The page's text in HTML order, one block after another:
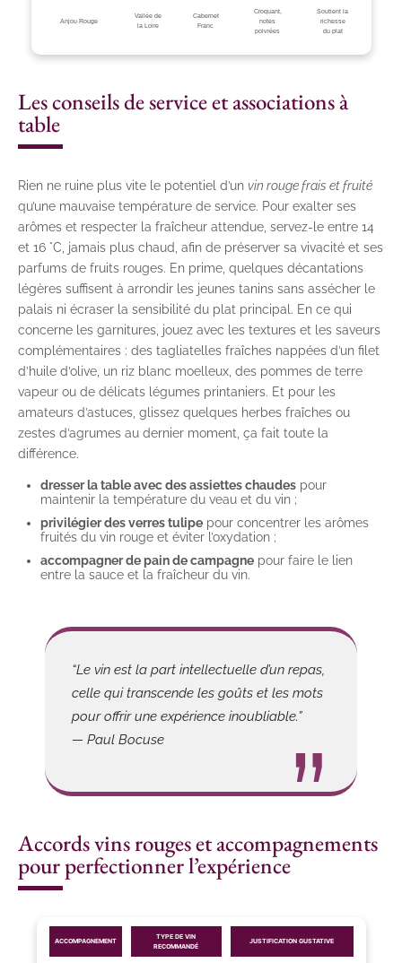
Anjou Rouge
Vallée de
la Loire
Cabernet
Franc
Croquant,
notes
poivrées
Soutient la
richesse
du plat
Les conseils de service et associations à
table
Rien ne ruine plus vite le potentiel d’un vin rouge frais et fruité
qu’une mauvaise température de service. Pour exalter ses
arômes et respecter la fraîcheur attendue, servez-le entre 14
et 16 °C, jamais plus chaud, afin de préserver sa vivacité et ses
parfums de fruits rouges. En prime, quelques décantations
légères suffisent à arrondir les jeunes tanins sans assécher le
palais ni écraser la sensibilité du plat principal. En ce qui
concerne les garnitures, jouez avec les textures et les saveurs
complémentaires : des tagliatelles fraîches nappées d’un filet
d’huile d’olive, un riz blanc moelleux, des pommes de terre
vapeur ou de délicats légumes printaniers. Et pour les
amateurs d’astuces, glissez quelques herbes fraîches ou
zestes d’agrumes au dernier moment, ça fait toute la
différence.
dresser la table avec des assiettes chaudes pour
maintenir la température du veau et du vin ;
privilégier des verres tulipe pour concentrer les arômes
fruités du vin rouge et éviter l’oxydation ;
accompagner de pain de campagne pour faire le lien
entre la sauce et la fraîcheur du vin.
“Le vin est la part intellectuelle d’un repas,
celle qui transcende les goûts et les mots
pour offrir une expérience inoubliable.”
— Paul Bocuse
Accords vins rouges et accompagnements
pour perfectionner l’expérience
ACCOMPAGNEMENT
TYPE DE VIN
RECOMMANDÉ
JUSTIFICATION GUSTATIVE